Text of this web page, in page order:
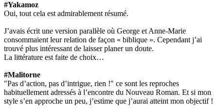
#Yakamoz
Oui, tout cela est admirablement résumé.
J’avais écrit une version parallèle où George et Anne-Marie
consommaient leur relation de façon « biblique ». Cependant j’ai
trouvé plus intéressant de laisser planer un doute.
La littérature est faite de choix…
#Malitorne
"Pas d’action, pas d’intrigue, rien !" ce sont les reproches
habituellement adressés à l’encontre du Nouveau Roman. Et si mon
style s’en approche un peu, j’estime que j’aurai atteint mon objectif !